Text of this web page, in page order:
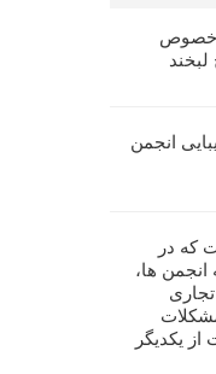
خصوص
لبخند
انجمن
که در
ها،
یکدیگر